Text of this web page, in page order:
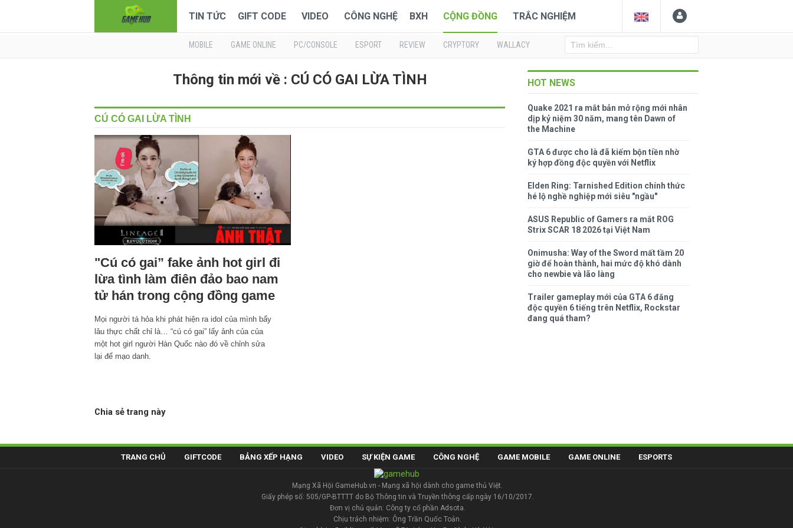
TIN TỨC GIFT CODE VIDEO CÔNG NGHỆ BXH CỘNG ĐỒNG TRẮC NGHIỆM
MOBILE GAME ONLINE PC/CONSOLE ESPORT REVIEW CRYPTORY WALLACY
Thông tin mới về : CÚ CÓ GAI LỪA TÌNH
CÚ CÓ GAI LỪA TÌNH
"Cú có gai” fake ảnh hot girl đi
lừa tình làm điên đảo bao nam
tử hán trong cộng đồng game
Mọi người tá hỏa khi phát hiện ra idol của mình bấy
lâu thực chất chỉ là… “cú có gai” lấy ảnh của của
một hot girl người Hàn Quốc nào đó về chỉnh sửa
lại để mạo danh.
Chia sẻ trang này
HOT NEWS
Quake 2021 ra mắt bản mở rộng mới nhân
dịp kỷ niệm 30 năm, mang tên Dawn of
the Machine
GTA 6 được cho là đã kiếm bộn tiền nhờ
ký hợp đồng độc quyền với Netflix
Elden Ring: Tarnished Edition chính thức
hé lộ nghề nghiệp mới siêu "ngầu"
ASUS Republic of Gamers ra mắt ROG
Strix SCAR 18 2026 tại Việt Nam
Onimusha: Way of the Sword mất tầm 20
giờ để hoàn thành, hai mức độ khó dành
cho newbie và lão làng
Trailer gameplay mới của GTA 6 đăng
độc quyền 6 tiếng trên Netflix, Rockstar
đang quá tham?
TRANG CHỦ GIFTCODE BẢNG XẾP HẠNG VIDEO SỰ KIỆN GAME CÔNG NGHỆ GAME MOBILE GAME ONLINE ESPORTS
Mạng Xã Hội GameHub.vn - Mạng xã hội dành cho game thủ Việt.
Giấy phép số: 505/GP-BTTTT do Bộ Thông tin và Truyền thông cấp ngày 16/10/2017.
Đơn vị chủ quản: Công ty cổ phần Adsota.
Chịu trách nhiệm: Ông Trần Quốc Toản.